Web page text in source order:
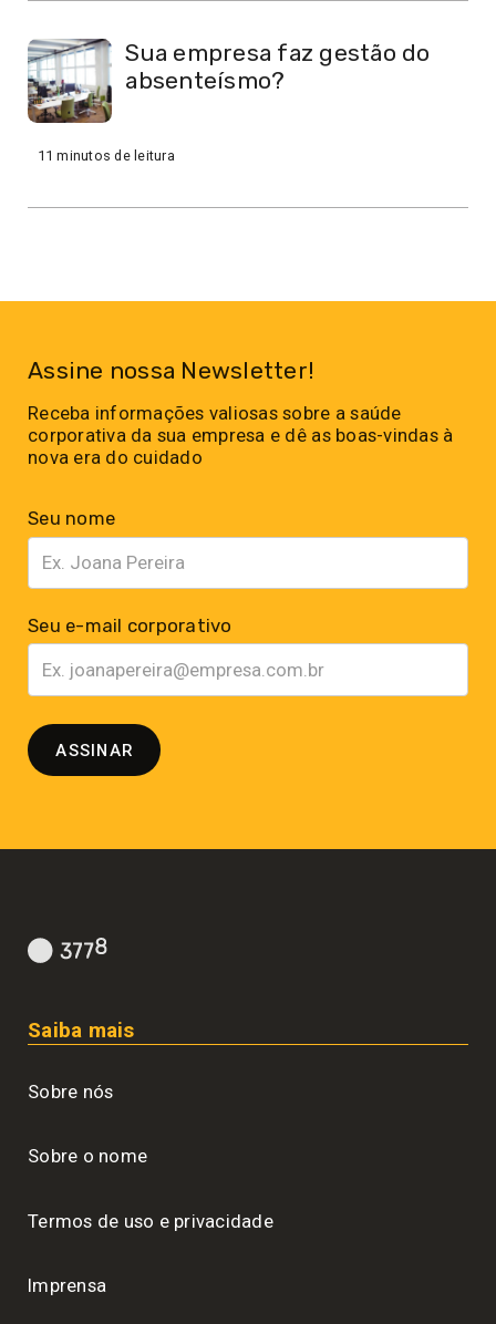
Sua empresa faz gestão do
absenteísmo?
11 minutos de leitura
Assine nossa Newsletter!
Receba informações valiosas sobre a saúde
corporativa da sua empresa e dê as boas-vindas à
nova era do cuidado
Seu nome
Seu e-mail corporativo
Saiba mais
Sobre nós
Sobre o nome
Termos de uso e privacidade
Imprensa